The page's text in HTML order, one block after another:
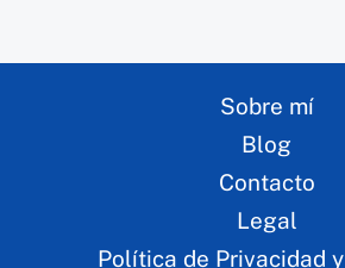
Sobre mí
Blog
Contacto
Legal
Política de Privacidad